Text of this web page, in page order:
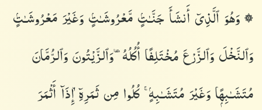
۞ وَهُوَ ٱلَّذِىٓ أَنشَأَ جَنَّـٰتٍۢ مَّعْرُوشَـٰتٍۢ وَغَيْرَ مَعْرُوشَـٰتٍۢ
وَٱلنَّخْلَ وَٱلزَّرْعَ مُخْتَلِفًا أُكُلُهُۥ وَٱلزَّيْتُونَ وَٱلرُّمَّانَ
مُتَشَـٰبِهًۭا وَغَيْرَ مُتَشَـٰبِهٍۢ ۚ كُلُوا۟ مِن ثَمَرِهِۦٓ إِذَآ أَثْمَرَ